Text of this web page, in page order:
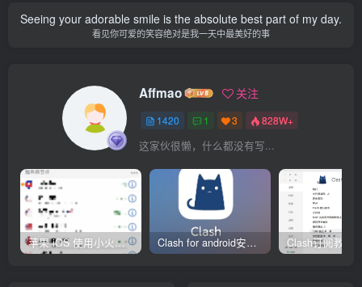
Seeing your adorable smile is the absolute best part of my day.
看见你可爱的笑容绝对是我一天中最美好的事
Affmao 关注
1420 1 3 828W+
这家伙很懒，什么都没有写...
苹果 iOS 使用小火箭(shadowrocket)新手教程 Clash for android安卓客户端保姆级新手使用教程